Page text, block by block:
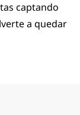
captando
a quedar